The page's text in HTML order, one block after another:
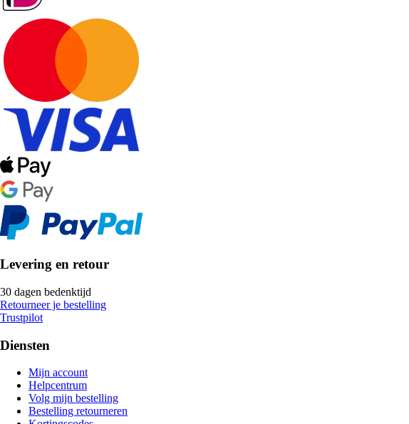
Levering en retour
30 dagen bedenktijd
Retourneer je bestelling
Trustpilot
Diensten
Mijn account
Helpcentrum
Volg mijn bestelling
Bestelling retourneren